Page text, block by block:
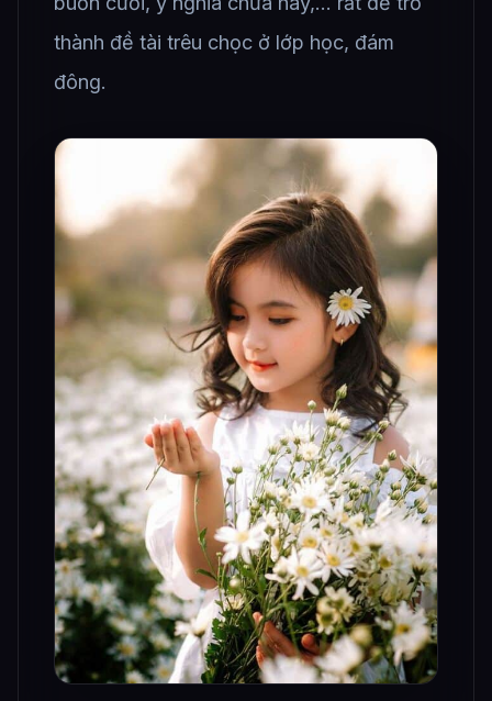
thành đề tài trêu chọc ở lớp học, đám
đông.